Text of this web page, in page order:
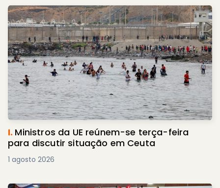
I. Ministros da UE reúnem-se terça-feira
para discutir situação em Ceuta
1 agosto 2026